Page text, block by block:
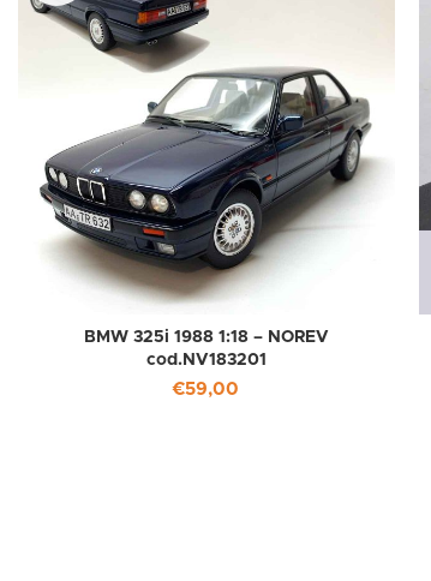
BMW 325i 1988 1:18 – NOREV
cod.NV183201
€59,00